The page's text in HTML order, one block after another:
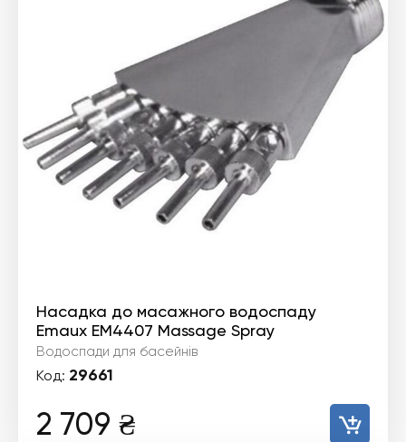
Насадка до масажного водоспаду
Emaux EM4407 Massage Spray
Водоспади для басейнів
Код: 29661
2 709 ₴